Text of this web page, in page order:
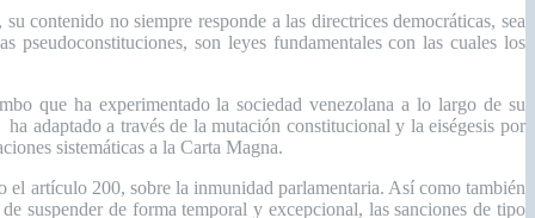
contenido no siempre responde a las directrices democráticas, sea
son leyes fundamentales con las cuales los
que ha experimentado la sociedad venezolana a lo largo de su
adaptado a través de la mutación constitucional y la eiségesis por
sistemáticas a la Carta Magna.
artículo 200, sobre la inmunidad parlamentaria. Así como también
suspender de forma temporal y excepcional, las sanciones de tipo